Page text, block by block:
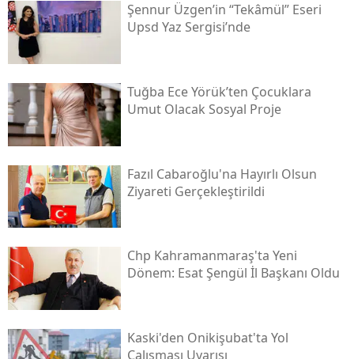
Şennur Üzgen’in “tekâmül” Eseri
Upsd Yaz Sergisi’nde
Tuğba Ece Yörük’ten Çocuklara
Umut Olacak Sosyal Proje
Fazıl Cabaroğlu'na Hayırlı Olsun
Ziyareti Gerçekleştirildi
Chp Kahramanmaraş'ta Yeni
Dönem: Esat Şengül İl Başkanı Oldu
Kaski̇'den Onikişubat'ta Yol
Çalışması Uyarısı